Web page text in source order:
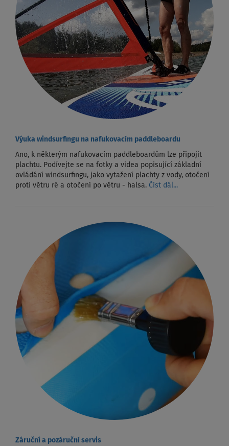
Výuka windsurfingu na nafukovacím paddleboardu
Ano, k některým nafukovacím paddleboardům lze připojit
plachtu. Podívejte se na fotky a videa popisující základní
ovládání windsurfingu, jako vytažení plachty z vody, otočení
proti větru ré a otočení po větru - halsa. Číst dál...
Záruční a pozáruční servis